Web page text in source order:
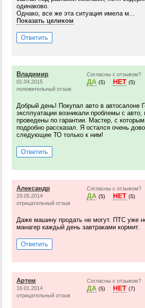
одинаково.
Однако, все же эта ситуация имела м...
Показать целиком
Ответить
Владимир
01.04.2015
положительный отзыв
Согласны с отзывом?
ДА (5) НЕТ (5)
Добрый день! Покупал авто в автосалоне
эксплуатации возникали проблемы с
проведены по гарантии. Мастер, с
подробно рассказал. Я остался очень
следующее ТО только к ним!
Ответить
Александр
29.05.2014
отрицательный отзыв
Согласны с отзывом?
ДА (5) НЕТ (5)
Даже машину продать не могут. ПТС уже
манагер каждый день завтраками кормит.
Ответить
Артем
16.01.2014
отрицательный отзыв
Согласны с отзывом?
ДА (5) НЕТ (7)